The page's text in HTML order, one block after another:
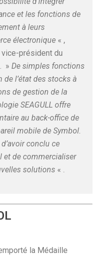
et les fonctions de
à leurs
électronique « ,
président du
» De simples fonctions
de l’état des stocks à
de gestion de la
SEAGULL offre
au back-office de
mobile de Symbol.
conclu ce
et de commercialiser
solutions « .
la Médaille